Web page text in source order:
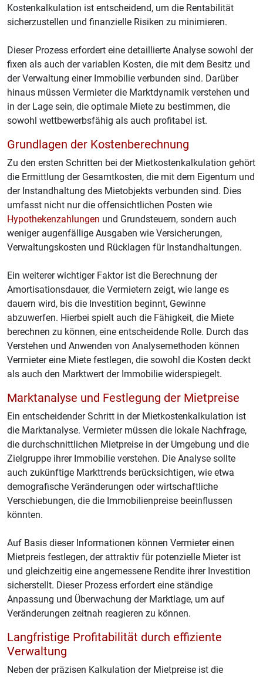
Kostenkalkulation ist entscheidend, um die Rentabilität
sicherzustellen und finanzielle Risiken zu minimieren.
Dieser Prozess erfordert eine detaillierte Analyse sowohl der
fixen als auch der variablen Kosten, die mit dem Besitz und
der Verwaltung einer Immobilie verbunden sind. Darüber
hinaus müssen Vermieter die Marktdynamik verstehen und
in der Lage sein, die optimale Miete zu bestimmen, die
sowohl wettbewerbsfähig als auch profitabel ist.
Grundlagen der Kostenberechnung
Zu den ersten Schritten bei der Mietkostenkalkulation gehört
die Ermittlung der Gesamtkosten, die mit dem Eigentum und
der Instandhaltung des Mietobjekts verbunden sind. Dies
umfasst nicht nur die offensichtlichen Posten wie
Hypothekenzahlungen und Grundsteuern, sondern auch
weniger augenfällige Ausgaben wie Versicherungen,
Verwaltungskosten und Rücklagen für Instandhaltungen.
Ein weiterer wichtiger Faktor ist die Berechnung der
Amortisationsdauer, die Vermietern zeigt, wie lange es
dauern wird, bis die Investition beginnt, Gewinne
abzuwerfen. Hierbei spielt auch die Fähigkeit, die Miete
berechnen zu können, eine entscheidende Rolle. Durch das
Verstehen und Anwenden von Analysemethoden können
Vermieter eine Miete festlegen, die sowohl die Kosten deckt
als auch den Marktwert der Immobilie widerspiegelt.
Marktanalyse und Festlegung der Mietpreise
Ein entscheidender Schritt in der Mietkostenkalkulation ist
die Marktanalyse. Vermieter müssen die lokale Nachfrage,
die durchschnittlichen Mietpreise in der Umgebung und die
Zielgruppe ihrer Immobilie verstehen. Die Analyse sollte
auch zukünftige Markttrends berücksichtigen, wie etwa
demografische Veränderungen oder wirtschaftliche
Verschiebungen, die die Immobilienpreise beeinflussen
könnten.
Auf Basis dieser Informationen können Vermieter einen
Mietpreis festlegen, der attraktiv für potenzielle Mieter ist
und gleichzeitig eine angemessene Rendite ihrer Investition
sicherstellt. Dieser Prozess erfordert eine ständige
Anpassung und Überwachung der Marktlage, um auf
Veränderungen zeitnah reagieren zu können.
Langfristige Profitabilität durch effiziente
Verwaltung
Neben der präzisen Kalkulation der Mietpreise ist die